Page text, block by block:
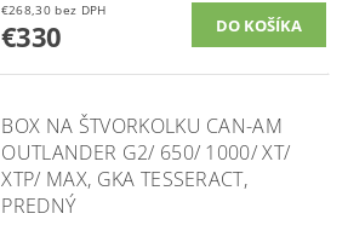
€268,30 bez DPH
€330
BOX NA ŠTVORKOLKU CAN-AM
OUTLANDER G2/ 650/ 1000/ XT/
XTP/ MAX, GKA TESSERACT,
PREDNÝ